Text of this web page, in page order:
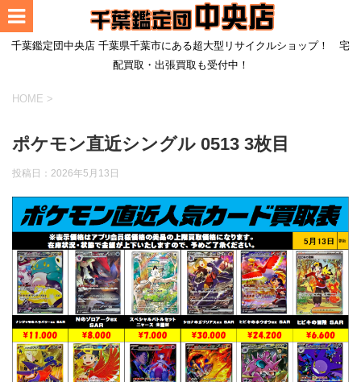
千葉鑑定団中央店 千葉県千葉市にある超大型リサイクルショップ！ 宅
配買取・出張買取も受付中！
HOME >
ポケモン直近シングル 0513 3枚目
投稿日： 2026年5月13日